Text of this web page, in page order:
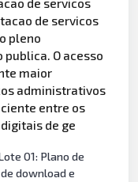
de servicos
pleno
O acesso
maior
administrativos
entre os
de ge
01: Plano de
download e